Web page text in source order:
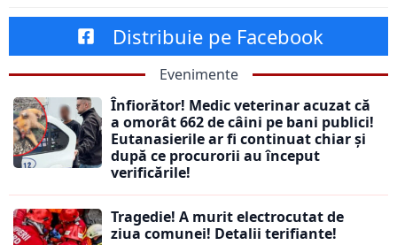
Distribuie pe Facebook
Evenimente
Înfiorător! Medic veterinar acuzat că
a omorât 662 de câini pe bani publici!
Eutanasierile ar fi continuat chiar și
după ce procurorii au început
verificările!
Tragedie! A murit electrocutat de
ziua comunei! Detalii terifiante!